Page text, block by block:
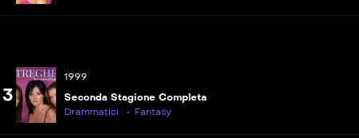
3
1999
Seconda Stagione Completa
Drammatici
Fantasy